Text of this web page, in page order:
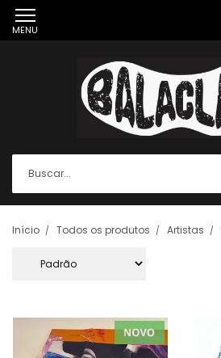
MENU
Início Todos os produtos Artistas